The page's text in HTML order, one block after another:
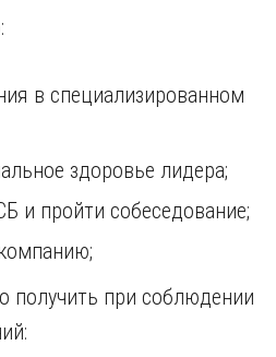
в специализированном
здоровье лидера;
и пройти собеседование;
получить при соблюдении